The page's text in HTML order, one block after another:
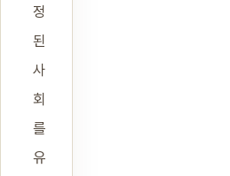
정
된
사
회
를
유